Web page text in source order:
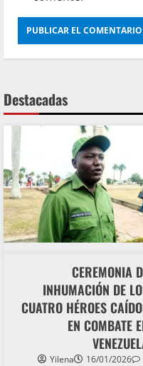
Destacadas
CEREMONIA
INHUMACIÓN DE
CUATRO HÉROES
EN COMBATE
Yilena 16/01/2026